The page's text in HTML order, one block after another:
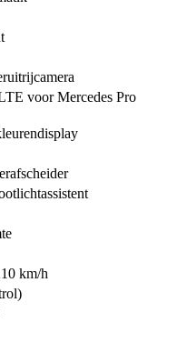
voor Mercedes Pro
km/h